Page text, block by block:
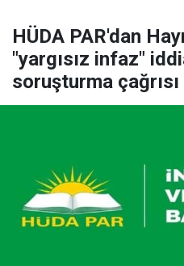
HÜDA PAR'dan
"yargısız infaz"
soruşturma çağrısı